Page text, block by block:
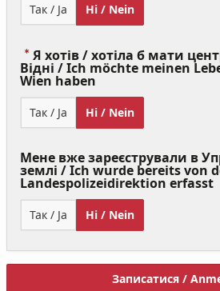
Так / Ja Ні / Nein
Я хотів / хотіла б мати
Відні / Ich möchte meinen
Wien haben
Required)
Так / Ja Ні / Nein
Мене вже зареєстрували в
землі / Ich wurde bereits von
Landespolizeidirektion erfasst
Так / Ja Ні / Nein
Записатися /